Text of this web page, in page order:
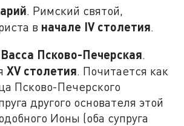
. Римский святой,
в начале IV столетия
Псково-Печерская.
XV столетия. Почитается как
Псково-Печерского
другого основателя этой
Ионы (оба супруга